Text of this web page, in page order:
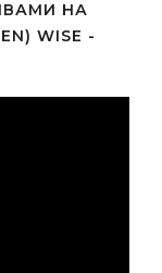
НА
WISE -